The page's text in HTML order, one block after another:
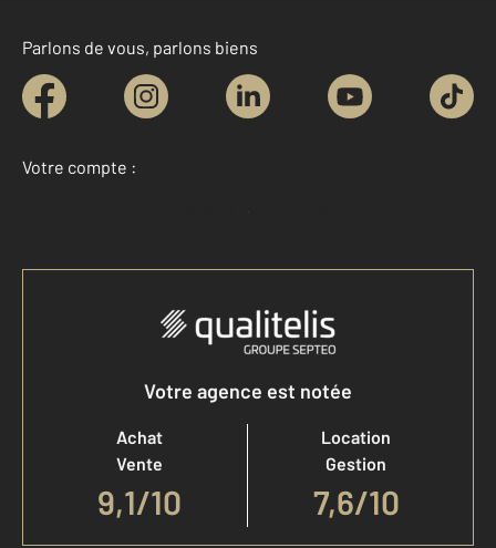
Parlons de vous, parlons biens
Votre compte :
Accéder à mon compte
Votre agence est notée
Achat
Vente
9,1/10
Location
Gestion
7,6/10